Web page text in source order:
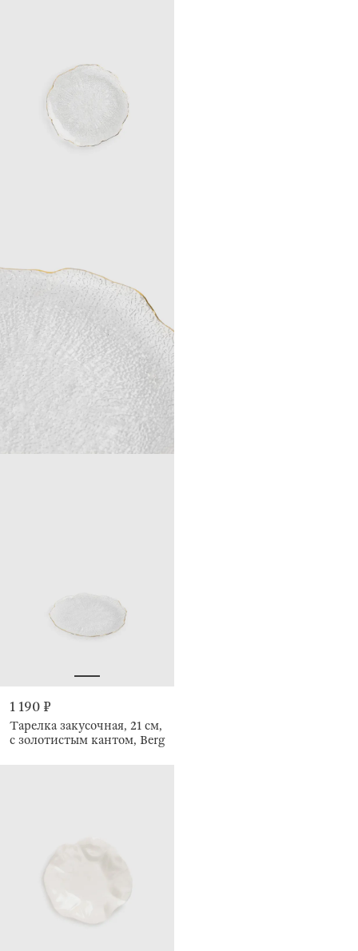
1 190 ₽
Тарелка закусочная, 21 см,
с золотистым кантом, Berg